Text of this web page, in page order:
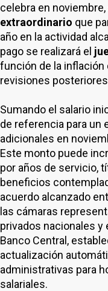
celebra en
extraordinario que
año en la actividad
pago se realizará el
función de la inflación
revisiones
Sumando el salario
de referencia para un
adicionales en
Este monto puede
por años de servicio,
beneficios
acuerdo alcanzado
las cámaras
privados nacionales y
Banco Central,
actualización
administrativas para
salariales.